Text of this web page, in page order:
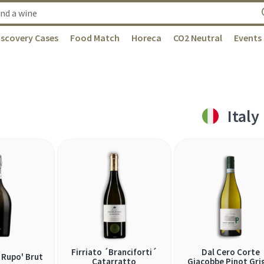
Cases Food Match Horeca CO2 Neutral Events
Italy
Brut
Firriato ´Branciforti´
Catarratto
Dal Cero Corte
Giacobbe Pinot